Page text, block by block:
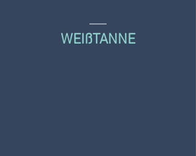
WEIßTANNE